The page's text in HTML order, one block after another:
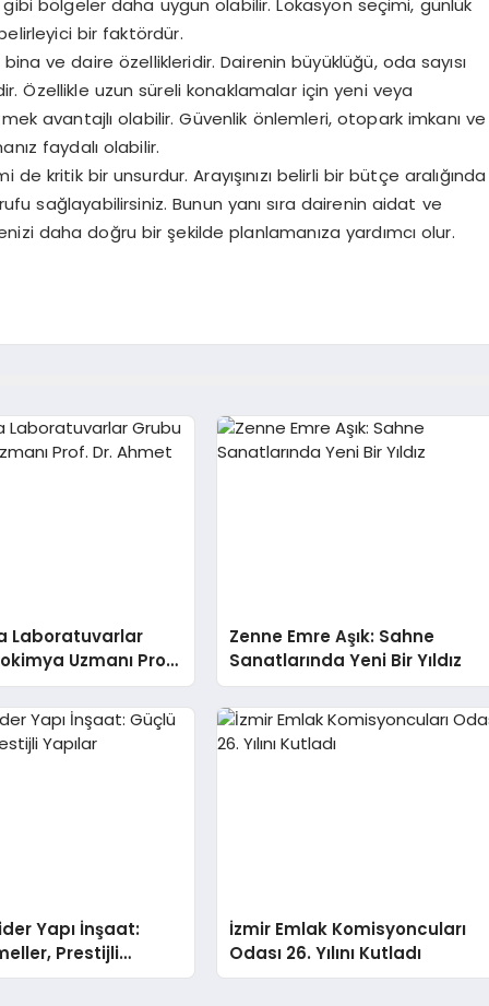
bir faktördür.
ve daire özellikleridir. Dairenin büyüklüğü, oda sayısı
Özellikle uzun süreli konaklamalar için yeni veya
avantajlı olabilir. Güvenlik önlemleri, otopark imkanı ve
faydalı olabilir.
kritik bir unsurdur. Arayışınızı belirli bir bütçe aralığında
sağlayabilirsiniz. Bunun yanı sıra dairenin aidat ve
daha doğru bir şekilde planlamanıza yardımcı olur.
Laboratuvarlar
Uzmanı Prof.
Var
Zenne Emre Aşık: Sahne
Sanatlarında Yeni Bir Yıldız
Yapı İnşaat:
Prestijli
İzmir Emlak Komisyoncuları
Odası 26. Yılını Kutladı